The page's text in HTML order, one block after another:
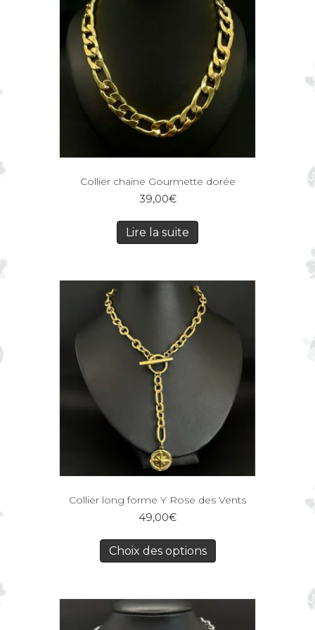
Collier chaine Gourmette dorée
39,00€
Lire la suite
Collier long forme Y Rose des Vents
49,00€
Choix des options